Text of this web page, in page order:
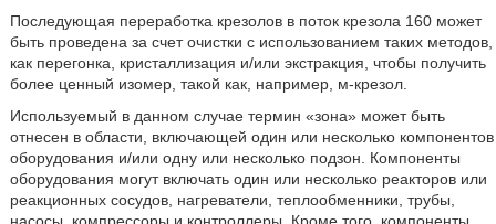
Последующая переработка крезолов в поток крезола 160 может
быть проведена за счет очистки с использованием таких методов,
как перегонка, кристаллизация и/или экстракция, чтобы получить
более ценный изомер, такой как, например, м-крезол.
Используемый в данном случае термин «зона» может быть
отнесен в области, включающей один или несколько компонентов
оборудования и/или одну или несколько подзон. Компоненты
оборудования могут включать один или несколько реакторов или
реакционных сосудов, нагреватели, теплообменники, трубы,